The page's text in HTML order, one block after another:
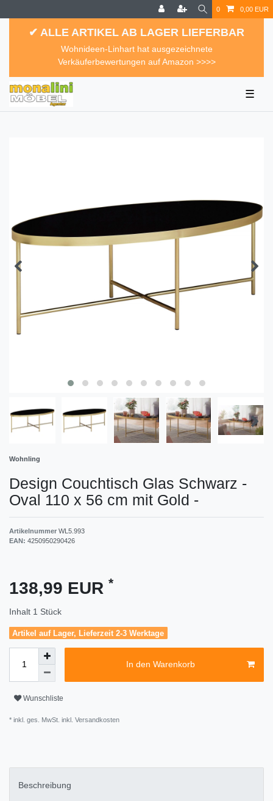
0 0,00 EUR
✔ ALLE ARTIKEL AB LAGER LIEFERBAR
Wohnideen-Linhart hat ausgezeichnete
Verkäuferbewertungen auf Amazon >>>>
☰
Wohnling
Design Couchtisch Glas Schwarz -
Oval 110 x 56 cm mit Gold -
Artikelnummer WL5.993
EAN: 4250950290426
138,99 EUR *
Inhalt 1 Stück
Artikel auf Lager, Lieferzeit 2-3 Werktage
In den Warenkorb
Wunschliste
* inkl. ges. MwSt. inkl. Versandkosten
Beschreibung